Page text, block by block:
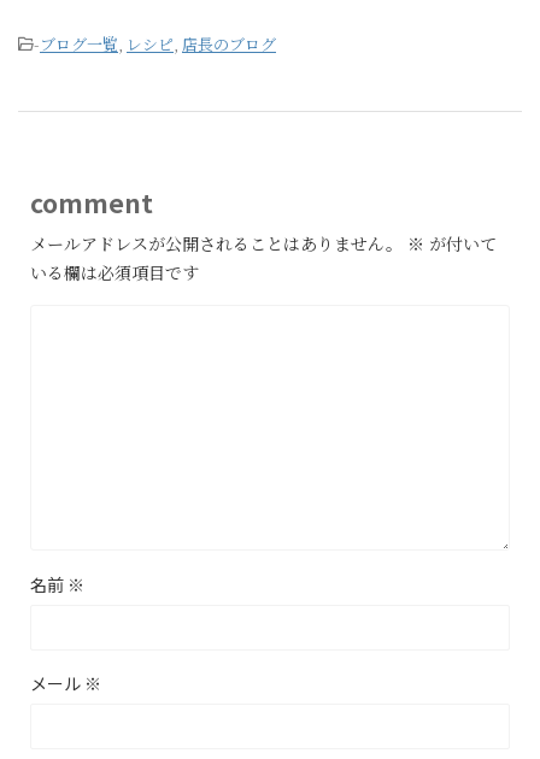
-ブログ一覧, レシピ, 店長のブログ
comment
メールアドレスが公開されることはありません。 ※ が付いて
いる欄は必須項目です
名前 ※
メール ※